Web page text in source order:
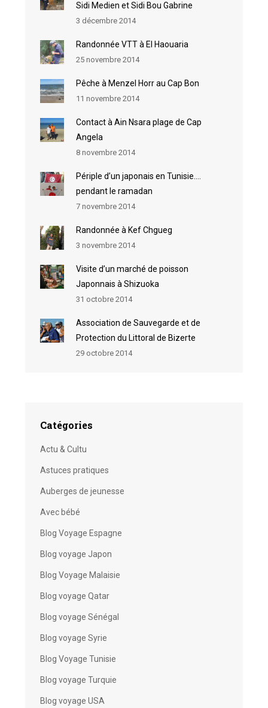
Sidi Medien et Sidi Bou Gabrine
3 décembre 2014
Randonnée VTT à El Haouaria
25 novembre 2014
Pêche à Menzel Horr au Cap Bon
11 novembre 2014
Contact à Ain Nsara plage de Cap
Angela
8 novembre 2014
Périple d’un japonais en Tunisie….
pendant le ramadan
7 novembre 2014
Randonnée à Kef Chgueg
3 novembre 2014
Visite d’un marché de poisson
Japonnais à Shizuoka
31 octobre 2014
Association de Sauvegarde et de
Protection du Littoral de Bizerte
29 octobre 2014
Catégories
Actu & Cultu
Astuces pratiques
Auberges de jeunesse
Avec bébé
Blog Voyage Espagne
Blog voyage Japon
Blog Voyage Malaisie
Blog voyage Qatar
Blog voyage Sénégal
Blog voyage Syrie
Blog Voyage Tunisie
Blog voyage Turquie
Blog voyage USA